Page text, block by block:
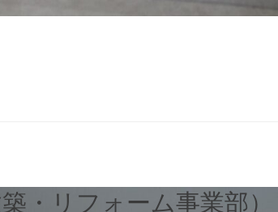
・リフォーム事業部）